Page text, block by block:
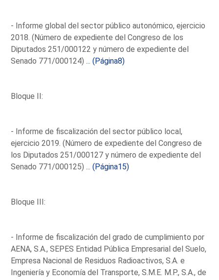
- Informe global del sector público autonómico, ejercicio
2018. (Número de expediente del Congreso de los
Diputados 251/000122 y número de expediente del
Senado 771/000124) ...(Página8)
Bloque II:
- Informe de fiscalización del sector público local,
ejercicio 2019. (Número de expediente del Congreso de
los Diputados 251/000127 y número de expediente del
Senado 771/000125) ...(Página15)
Bloque III:
- Informe de fiscalización del grado de cumplimiento por
AENA, S.A., SEPES Entidad Pública Empresarial del Suelo,
Empresa Nacional de Residuos Radioactivos, S.A. e
Ingeniería y Economía del Transporte, S.M.E. M.P., S.A., de